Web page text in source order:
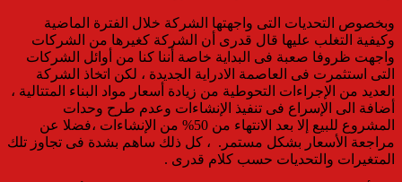
وبخصوص التحديات التى واجهتها الشركة خلال الفترة الماضية
وكيفية التغلب عليها قال قدرى أن الشركة كغيرها من الشركات
واجهت ظروفا صعبة فى البداية خاصة أننا كنا من أوائل الشركات
التى استثمرت فى العاصمة الادراية الجديدة ، لكن اتخاذ الشركة
العديد من الإجراءات التحوطية من زيادة أسعار مواد البناء المتتالية ،
أضافة الى الإسراع فى تنفيذ الإنشاءات وعدم طرح وحدات
المشروع للبيع إلا بعد الانتهاء من 50% من الإنشاءات ،فضلا عن
مراجعة الأسعار بشكل مستمر . ، كل ذلك ساهم بشدة فى تجاوز تلك
المتغيرات والتحديات حسب كلام قدرى .